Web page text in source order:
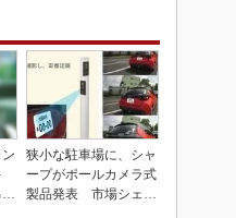
狭小な駐車場に、シャ
ープがポールカメラ式
製品発表 市場シェア